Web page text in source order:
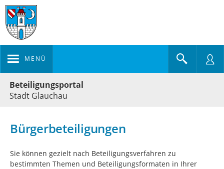
MENÜ
Beteiligungsportal
Stadt Glauchau
Bürgerbeteiligungen
Sie können gezielt nach Beteiligungsverfahren zu
bestimmten Themen und Beteiligungsformaten in Ihrer